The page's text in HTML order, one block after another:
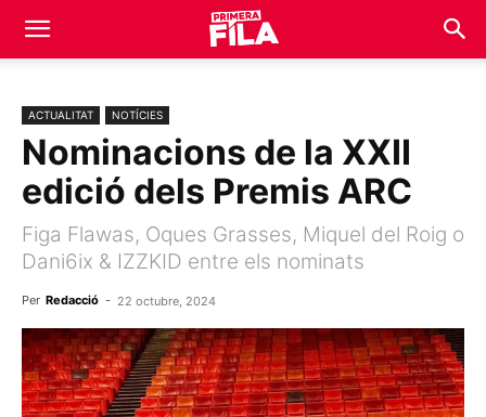
ACTUALITAT NOTÍCIES
Nominacions de la XXII
edició dels Premis ARC
Figa Flawas, Oques Grasses, Miquel del Roig o
Dani6ix & IZZKID entre els nominats
Per Redacció - 22 octubre, 2024